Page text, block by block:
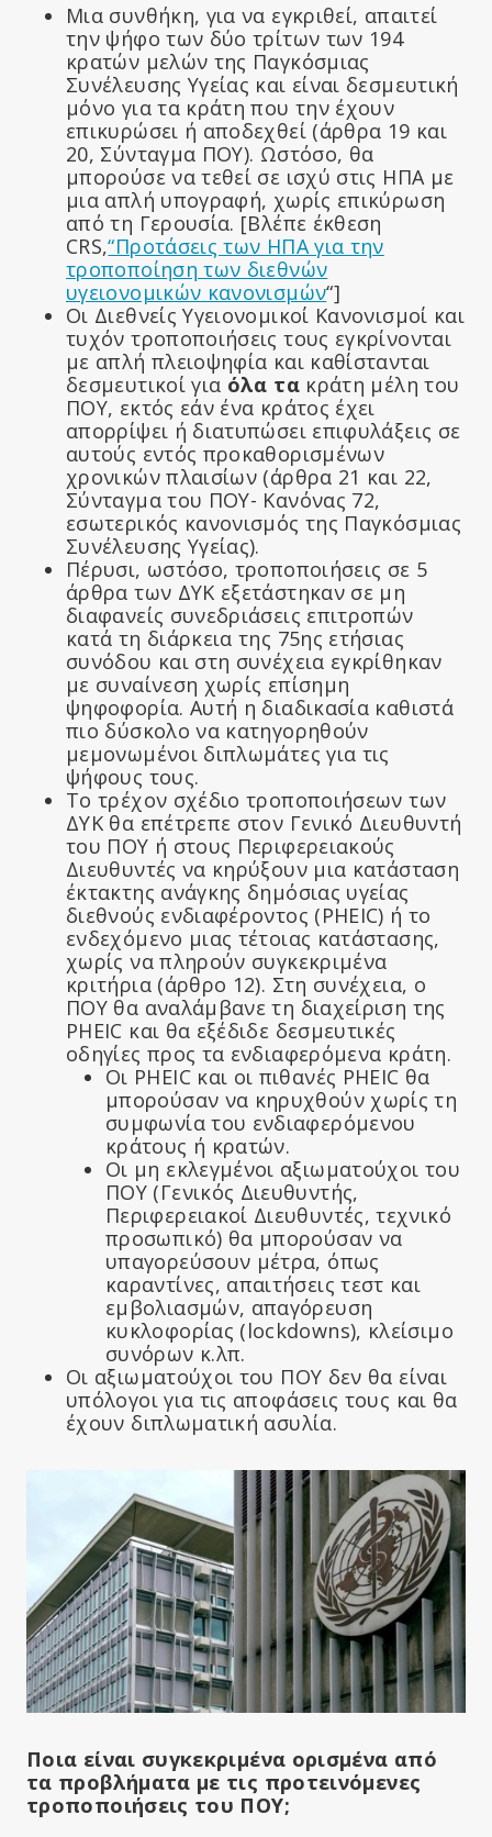
Μια συνθήκη, για να εγκριθεί, απαιτεί
την ψήφο των δύο τρίτων των 194
κρατών μελών της Παγκόσμιας
Συνέλευσης Υγείας και είναι δεσμευτική
μόνο για τα κράτη που την έχουν
επικυρώσει ή αποδεχθεί (άρθρα 19 και
20, Σύνταγμα ΠΟΥ). Ωστόσο, θα
μπορούσε να τεθεί σε ισχύ στις ΗΠΑ με
μια απλή υπογραφή, χωρίς επικύρωση
από τη Γερουσία. [Βλέπε έκθεση
CRS,“Προτάσεις των ΗΠΑ για την
τροποποίηση των διεθνών
υγειονομικών κανονισμών“]
Οι Διεθνείς Υγειονομικοί Κανονισμοί και
τυχόν τροποποιήσεις τους εγκρίνονται
με απλή πλειοψηφία και καθίστανται
δεσμευτικοί για όλα τακράτη μέλη του
ΠΟΥ, εκτός εάν ένα κράτος έχει
απορρίψει ή διατυπώσει επιφυλάξεις σε
αυτούς εντός προκαθορισμένων
χρονικών πλαισίων (άρθρα 21 και 22,
Σύνταγμα του ΠΟΥ- Κανόνας 72,
εσωτερικός κανονισμός της Παγκόσμιας
Συνέλευσης Υγείας).
Πέρυσι, ωστόσο, τροποποιήσεις σε 5
άρθρα των ΔΥΚ εξετάστηκαν σε μη
διαφανείς συνεδριάσεις επιτροπών
κατά τη διάρκεια της 75ης ετήσιας
συνόδου και στη συνέχεια εγκρίθηκαν
με συναίνεση χωρίς επίσημη
ψηφοφορία. Αυτή η διαδικασία καθιστά
πιο δύσκολο να κατηγορηθούν
μεμονωμένοι διπλωμάτες για τις
ψήφους τους.
Το τρέχον σχέδιο τροποποιήσεων των
ΔΥΚ θα επέτρεπε στον Γενικό Διευθυντή
του ΠΟΥ ή στους Περιφερειακούς
Διευθυντές να κηρύξουν μια κατάσταση
έκτακτης ανάγκης δημόσιας υγείας
διεθνούς ενδιαφέροντος (PHEIC) ή το
ενδεχόμενο μιας τέτοιας κατάστασης,
χωρίς να πληρούν συγκεκριμένα
κριτήρια (άρθρο 12). Στη συνέχεια, ο
ΠΟΥ θα αναλάμβανε τη διαχείριση της
PHEIC και θα εξέδιδε δεσμευτικές
οδηγίες προς τα ενδιαφερόμενα κράτη.
Οι PHEIC και οι πιθανές PHEIC θα
μπορούσαν να κηρυχθούν χωρίς τη
συμφωνία του ενδιαφερόμενου
κράτους ή κρατών.
Οι μη εκλεγμένοι αξιωματούχοι του
ΠΟΥ (Γενικός Διευθυντής,
Περιφερειακοί Διευθυντές, τεχνικό
προσωπικό) θα μπορούσαν να
υπαγορεύσουν μέτρα, όπως
καραντίνες, απαιτήσεις τεστ και
εμβολιασμών, απαγόρευση
κυκλοφορίας (lockdowns), κλείσιμο
συνόρων κ.λπ.
Οι αξιωματούχοι του ΠΟΥ δεν θα είναι
υπόλογοι για τις αποφάσεις τους και θα
έχουν διπλωματική ασυλία.
Ποια είναι συγκεκριμένα ορισμένα από
τα προβλήματα με τις προτεινόμενες
τροποποιήσεις του ΠΟΥ;